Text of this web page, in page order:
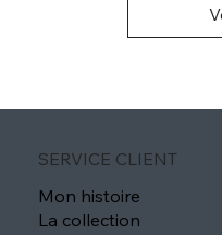
SERVICE CLIENT
Mon histoire
La collection